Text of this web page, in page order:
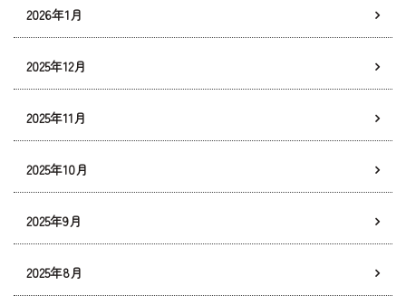
2026年1月
2025年12月
2025年11月
2025年10月
2025年9月
2025年8月